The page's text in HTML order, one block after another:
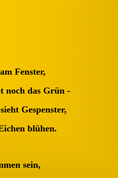
Fenster,
noch das Grün -
Gespenster,
blühen.
sein,